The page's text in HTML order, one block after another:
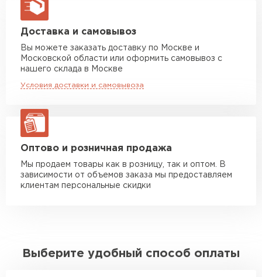
макс. длина груза 13,5 м
Манипулятор до 5 тн
Манипулятор до 10 тн
макс. длина груза 8 м
макс. длина груза 13,5 м
ЗАКАЗАТЬ С ДОСТАВКОЙ
Доставка и самовывоз
Вы можете заказать доставку по Москве и
Московской области или оформить самовывоз с
нашего склада в Москве
Условия доставки и самовывоза
Оптово и розничная продажа
Мы продаем товары как в розницу, так и оптом. В
зависимости от объемов заказа мы предоставляем
клиентам персональные скидки
Выберите удобный способ оплаты